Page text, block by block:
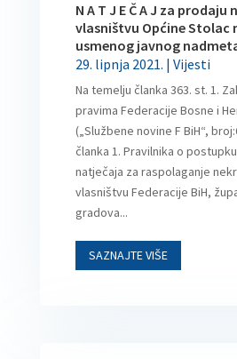
N A T J E Č A J za
vlasništvu Općine Stolac
usmenog javnog
29. lipnja 2021. | Vijesti
Na temelju članka 363. st. 1.
pravima Federacije Bosne i
(„Službene novine F BiH“,
članka 1. Pravilnika o
natječaja za raspolaganje
vlasništvu Federacije BiH,
gradova...
SAZNAJTE VIŠE